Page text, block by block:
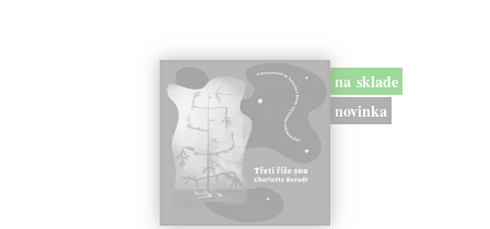
na sklade
novinka